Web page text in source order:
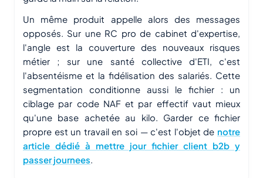
Un même produit appelle alors des messages
opposés. Sur une RC pro de cabinet d'expertise,
l'angle est la couverture des nouveaux risques
métier ; sur une santé collective d'ETI, c'est
l'absentéisme et la fidélisation des salariés. Cette
segmentation conditionne aussi le fichier : un
ciblage par code NAF et par effectif vaut mieux
qu'une base achetée au kilo. Garder ce fichier
propre est un travail en soi — c'est l'objet de notre
article dédié à mettre jour fichier client b2b y
passer journees.